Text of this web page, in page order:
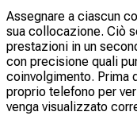
Assegnare a ciascun
sua collocazione. Ciò
prestazioni in un
con precisione quali
coinvolgimento. Prima
proprio telefono per
venga visualizzato